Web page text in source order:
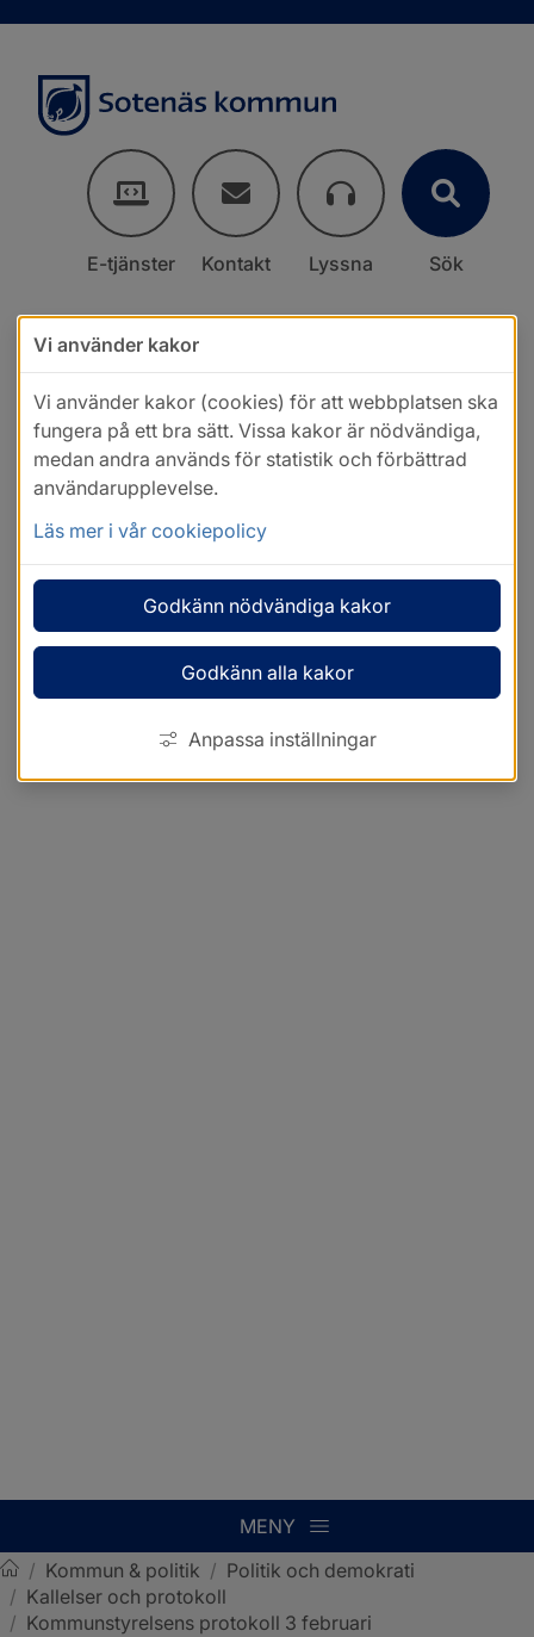
E-tjänster Kontakt Lyssna Sök
MENY
Sotenäs kommun
/ Kommun & politik / Politik och demokrati
/ Kallelser och protokoll
/ Kommunstyrelsens protokoll 3 februari
Vi använder kakor
Vi använder kakor (cookies) för att webbplatsen ska
fungera på ett bra sätt. Vissa kakor är nödvändiga,
medan andra används för statistik och förbättrad
användarupplevelse.
Läs mer i vår cookiepolicy
Godkänn nödvändiga kakor
Godkänn alla kakor
Anpassa inställningar